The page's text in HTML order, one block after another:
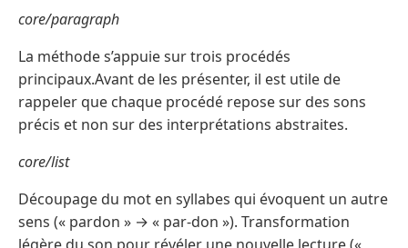
core/paragraph
La méthode s’appuie sur trois procédés
principaux.Avant de les présenter, il est utile de
rappeler que chaque procédé repose sur des sons
précis et non sur des interprétations abstraites.
core/list
Découpage du mot en syllabes qui évoquent un autre
sens (« pardon » → « par-don »). Transformation